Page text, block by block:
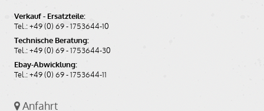
Verkauf - Ersatzteile:
Tel.: +49 (0) 69 - 1753644-10
Technische Beratung:
Tel.: +49 (0) 69 - 1753644-30
Ebay-Abwicklung:
Tel.: +49 (0) 69 - 1753644-11
Anfahrt